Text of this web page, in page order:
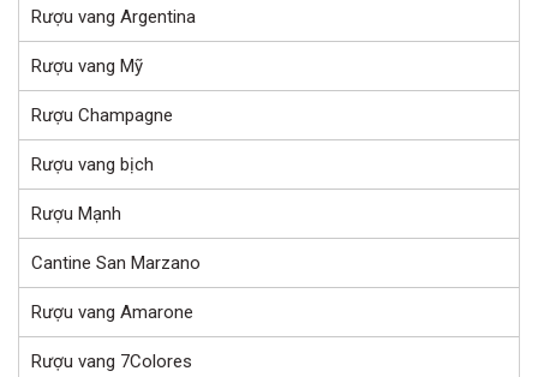
Rượu vang Argentina
Rượu vang Mỹ
Rượu Champagne
Rượu vang bịch
Rượu Mạnh
Cantine San Marzano
Rượu vang Amarone
Rượu vang 7Colores